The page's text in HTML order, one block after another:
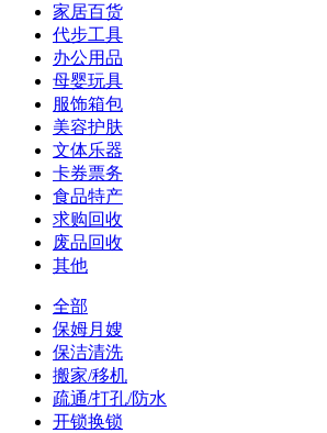
家居百货
代步工具
办公用品
母婴玩具
服饰箱包
美容护肤
文体乐器
卡券票务
食品特产
求购回收
废品回收
其他
全部
保姆月嫂
保洁清洗
搬家/移机
疏通/打孔/防水
开锁换锁